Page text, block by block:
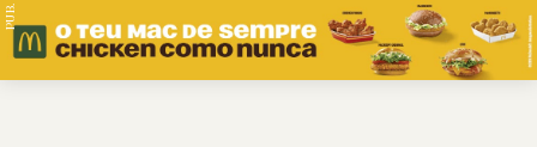
PUB.